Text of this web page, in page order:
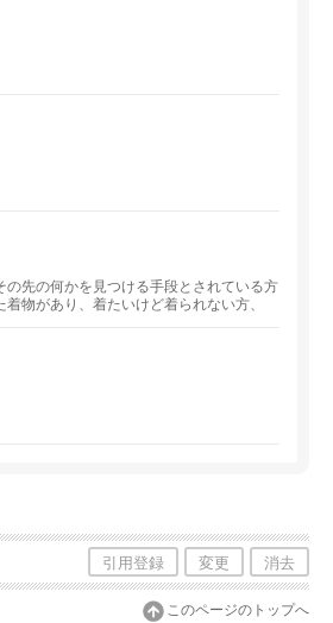
の先の何かを見つける手段とされている方
物があり、着たいけど着られない方、
引用登録 変更 消去
このページのトップへ